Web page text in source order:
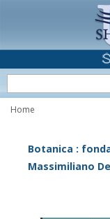
Home
Botanica :
Massimiliano